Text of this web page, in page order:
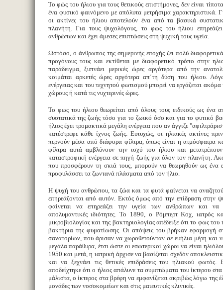
Το φώς του ήλιου για τους θετικούς επιστήμονες, δεν είναι
ένα φυσικό φαινόμενο με απόλυτα μετρήσιμα χαρακτηριστικά.
οι ακτίνες του ήλιου αποτελούν ένα από τα βασικά
πλανήτη. Για τους ψυχολόγους, το φως του ήλιου
ανθρώπων και έχει άμεσες επιπτώσεις στη ψυχική τους υγεία.
Ωστόσο, ο άνθρωπος της σημερινής εποχής ζει πολύ
προγόνους τους και εκτίθεται με διαφορετικό τρόπο στην
παράδειγμα, ξυπνάει μερικές ώρες αργότερα από την
κοιμάται αρκετές ώρες αργότερα απ΄τη δύση του ήλιου.
ενέργειας και του τεχνητού φωτισμού μπορεί να εργάζεται ακόμα
χώρους ή κατά τις νυχτερινές ώρες.
Το φως του ήλιου θεωρείται από όλους τους ειδικούς ως ένα
συστατικά της ζωής τόσο για το ζωικό όσο και για το φυτικό
ήλιος έχει τρομακτικά μεγάλη ενέργεια που αν άγγιζε
κατέστρεφε κάθε ίχνος ζωής. Ευτυχώς, οι ηλιακές ακτίνες
περνούν μέσα από διάφορα φίλτρα, όπως είναι η ατμόσφαιρα
φίλτρα αυτά αμβλύνουν την ισχύ του ήλιου και
καταστροφική ενέργεια σε πηγή ζωής για όλον τον πλανήτη.
που προσφέρουν τη σκιά τους, μπορούν να θεωρηθούν ως ένα
προφυλάσσει τα ζωντανά πλάσματα από τον ήλιο.
Η ψυχή του ανθρώπου, τα ζώα και τα φυτά φαίνεται να
επηρεάζονται από αυτόν. Εκτός όμως από την επίδραση στην
φαίνεται να επηρεάζει την υγεία των ανθρώπων και
απολυμαντικές ιδιότητες. Το 1890, ο Ρόμπερτ Κοχ, ιατρός
μικροβιολογίας και της βακτηριολογίας απέδειξε ότι το φως του
βακτήρια της φυματίωσης. Οι απόψεις του βρήκαν εφαρμογή
σανατορίων, που άρισαν να χωροθετούνταν σε ευήλια μέρη και
μεγάλα παράθυρα, έτσι ώστε οι εσωτερικοί χώροι να είναι
1950 και μετά, η ιατρική άρχισε να βασίζεται σχεδόν
και να ξεχνάει τις θετικές επιδράσεις του ηλιακού
αποδείχτηκε ότι ο ήλιος απάλυνε τα συμπτώματα του ίκτερου
μάλιστα, ο ίκτερος στα βρέφη να εμφανίζεται ακριβώς λόγω της
μονάδες των νοσοκομείων και στις μαιευτικές κλινικές.